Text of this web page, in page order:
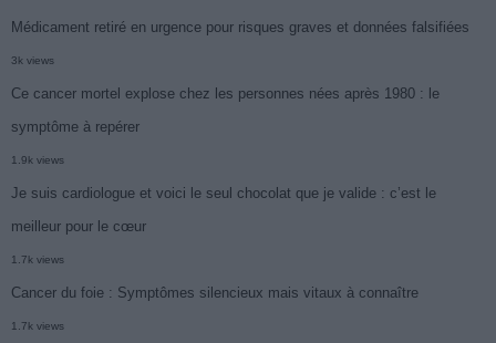
Médicament retiré en urgence pour risques graves et données falsifiées
3k views
Ce cancer mortel explose chez les personnes nées après 1980 : le
symptôme à repérer
1.9k views
Je suis cardiologue et voici le seul chocolat que je valide : c’est le
meilleur pour le cœur
1.7k views
Cancer du foie : Symptômes silencieux mais vitaux à connaître
1.7k views